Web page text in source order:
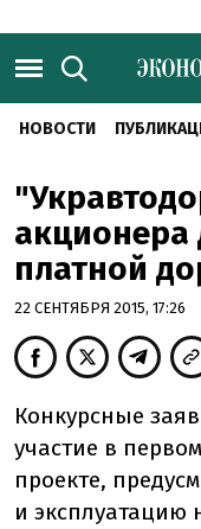
НОВОСТИ
акционера
платной
22 СЕНТЯБРЯ 2015, 17:26
Конкурсные
участие в
проекте,
и эксплуатацию